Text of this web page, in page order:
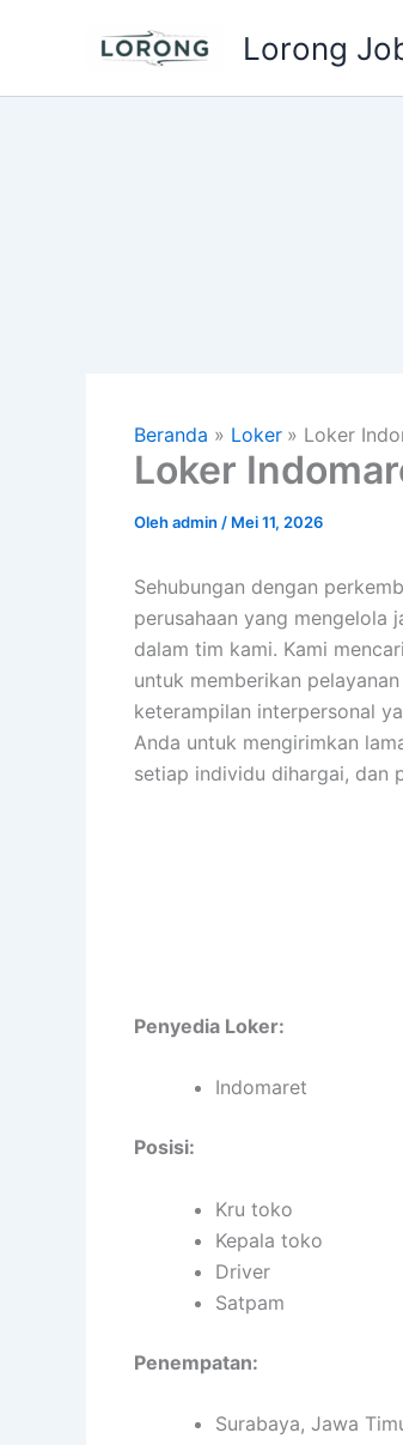
Lorong
Beranda Loker Loker
Loker
Olehadmin / Mei 11, 2026
Sehubungan dengan
perusahaan yang mengelola
dalam tim kami. Kami
untuk memberikan
keterampilan interpersonal
Anda untuk mengirimkan
setiap individu dihargai, dan
Penyedia Loker:
Indomaret
Posisi:
Kru toko
Kepala toko
Driver
Satpam
Penempatan:
Surabaya, Jawa